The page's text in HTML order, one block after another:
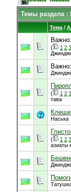
Темы раздела:
Тема /
Важно:
( 1 2 3
Важно:
( 1 2 3
тава
Клещи
Наська
( 1 2 3
азиаты